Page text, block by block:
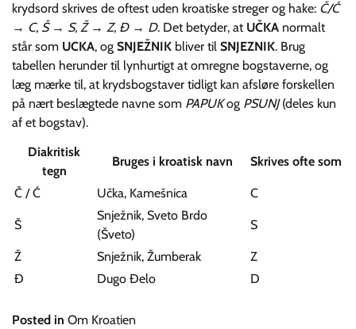
krydsord skrives de oftest uden kroatiske streger og hake: Č/Ć
→ C, Š → S, Ž → Z, Đ → D. Det betyder, at UČKA normalt
står som UCKA, og SNJEŽNIK bliver til SNJEZNIK. Brug
tabellen herunder til lynhurtigt at omregne bogstaverne, og
læg mærke til, at krydsbogstaver tidligt kan afsløre forskellen
på nært beslægtede navne som PAPUKog PSUNJ(deles kun
af et bogstav).
Diakritisk
tegn
Bruges i kroatisk navn Skrives ofte som
Č / Ć Učka, Kamešnica C
Š
Snježnik, Sveto Brdo
(Šveto)
S
Ž Snježnik, Žumberak
Z
Đ
Dugo Đelo D
Posted in Om Kroatien